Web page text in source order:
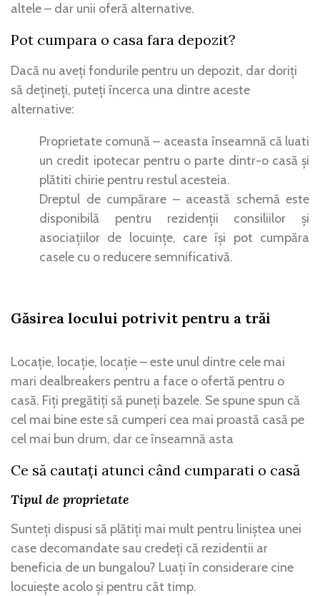
altele – dar unii oferă alternative.
Pot cumpara o casa fara depozit?
Dacă nu aveți fondurile pentru un depozit, dar doriți
să dețineți, puteți încerca una dintre aceste
alternative:
Proprietate comună – aceasta înseamnă că luati
un credit ipotecar pentru o parte dintr-o casă și
plătiti chirie pentru restul acesteia.
Dreptul de cumpărare – această schemă este
disponibilă pentru rezidenții consiliilor și
asociațiilor de locuințe, care își pot cumpăra
casele cu o reducere semnificativă.
Găsirea locului potrivit pentru a trăi
Locație, locație, locație – este unul dintre cele mai
mari dealbreakers pentru a face o ofertă pentru o
casă. Fiți pregătiți să puneți bazele. Se spune spun că
cel mai bine este să cumperi cea mai proastă casă pe
cel mai bun drum, dar ce înseamnă asta
Ce să cautați atunci când cumparati o casă
Tipul de proprietate
Sunteți dispusi să plătiți mai mult pentru liniștea unei
case decomandate sau credeți că rezidentii ar
beneficia de un bungalou? Luați în considerare cine
locuiește acolo și pentru cât timp.